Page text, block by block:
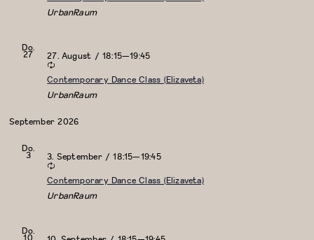
UrbanRaum
Do.
27 27. August / 18:15—19:45
Contemporary Dance Class (Elizaveta)
UrbanRaum
September 2026
Do.
3 3. September / 18:15—19:45
Contemporary Dance Class (Elizaveta)
UrbanRaum
Do.